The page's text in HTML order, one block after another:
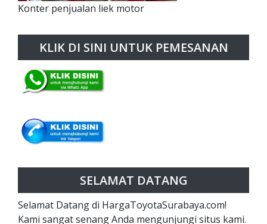
Konter penjualan liek motor
KLIK DI SINI UNTUK PEMESANAN
SELAMAT DATANG
Selamat Datang di HargaToyotaSurabaya.com!
Kami sangat senang Anda mengunjungi situs kami.